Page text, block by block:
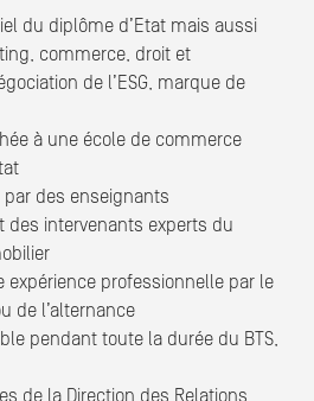
du diplôme d’Etat mais aussi
commerce, droit et
de l’ESG, marque de
à une école de commerce
des enseignants
des intervenants experts du
expérience professionnelle par le
de l’alternance
pendant toute la durée du BTS,
de la Direction des Relations